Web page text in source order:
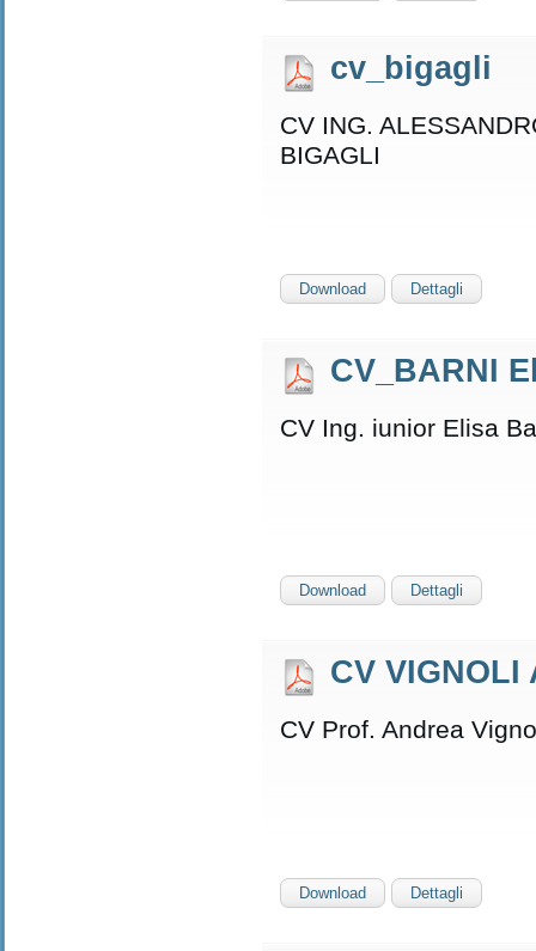
cv_bigagli
CV ING.
BIGAGLI
Download Dettagli
CV_BARNI
CV Ing. iunior Elisa
Download Dettagli
CV VIGNOLI
CV Prof. Andrea
Download Dettagli